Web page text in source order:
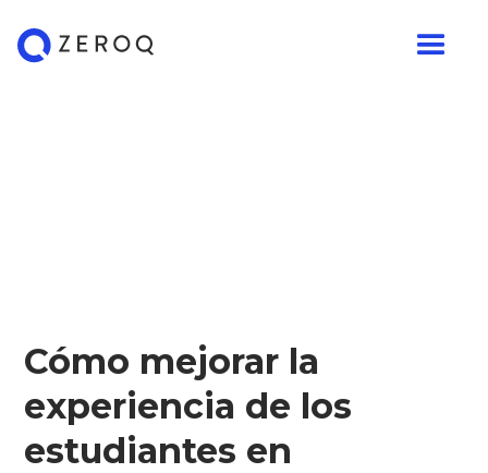
Cómo mejorar la
experiencia de los
estudiantes en